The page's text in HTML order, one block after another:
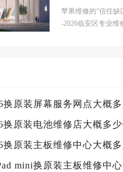
维修电话推
机电脑手表
苹果维修的“信任缺
-2026临安区专业维
换原装屏幕服务网点大概
换原装电池维修店大概多
换原装主板维修中心大概
mini换原装主板维修中